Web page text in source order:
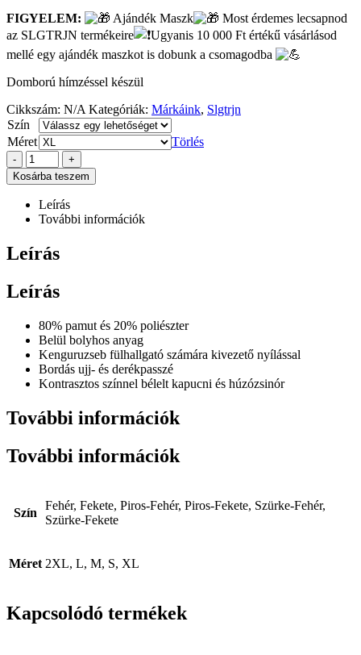
FIGYELEM:
Ajándék Maszk
Most érdemes lecsapnod
az SLGTRJN termékeire
Ugyanis 10 000 Ft értékű vásárlásod
mellé egy ajándék maszkot is dobunk a csomagodba
Domború hímzéssel készül
Cikkszám: N/A Kategóriák: Márkáink, Slgtrjn
Szín
Méret
Törlés
-
+
Kosárba teszem
Leírás
További információk
Leírás
Leírás
80% pamut és 20% poliészter
Belül bolyhos anyag
Kenguruzseb fülhallgató számára kivezető nyílással
Bordás ujj- és derékpasszé
Kontrasztos színnel bélelt kapucni és húzózsinór
További információk
További információk
Szín
Fehér, Fekete, Piros-Fehér, Piros-Fekete, Szürke-Fehér,
Szürke-Fekete
Méret 2XL, L, M, S, XL
Kapcsolódó termékek